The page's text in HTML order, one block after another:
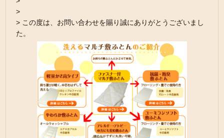
>
> この度は、お問い合わせを賜り誠にありがとうございまし
た。